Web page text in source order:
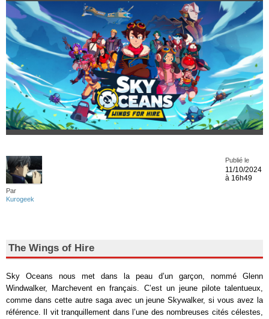
Par
Kurogeek
Publié le
11/10/2024
à 16h49
The Wings of Hire
Sky Oceans nous met dans la peau d’un garçon, nommé Glenn
Windwalker, Marchevent en français. C’est un jeune pilote talentueux,
comme dans cette autre saga avec un jeune Skywalker, si vous avez la
référence. Il vit tranquillement dans l’une des nombreuses cités célestes,